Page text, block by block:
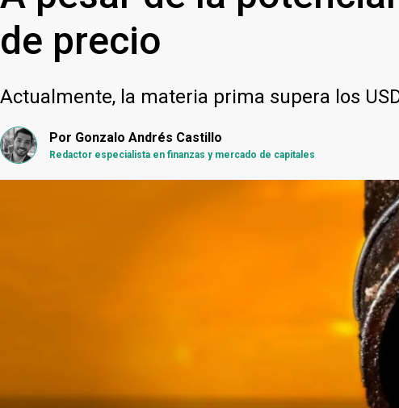
de precio
Actualmente, la materia prima supera los
Por Gonzalo Andrés Castillo
Redactor especialista en finanzas y mercado de capitales